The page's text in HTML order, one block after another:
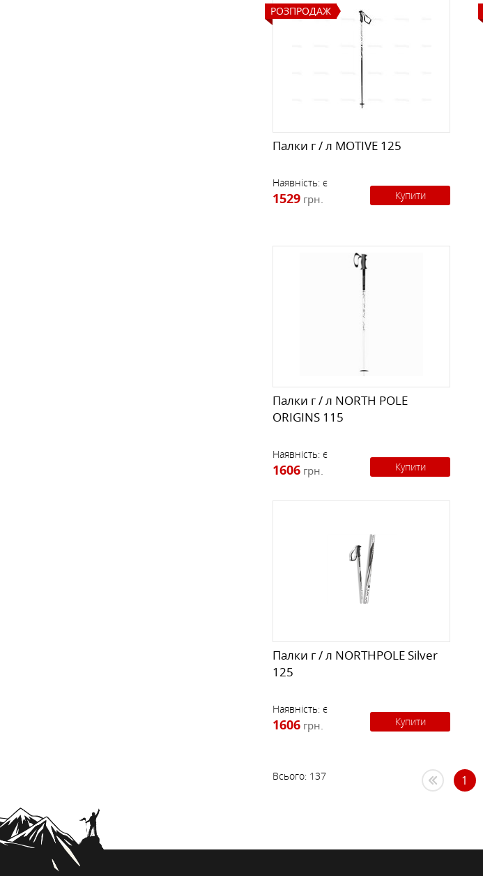
РОЗПРОДАЖ
Палки г / л MOTIVE 125
Наявність: є
1529 грн. Купити
Палки г / л NORTH POLE
ORIGINS 115
Наявність: є
1606 грн. Купити
Палки г / л NORTHPOLE Silver
125
Наявність: є
1606 грн. Купити
Всього: 137 1